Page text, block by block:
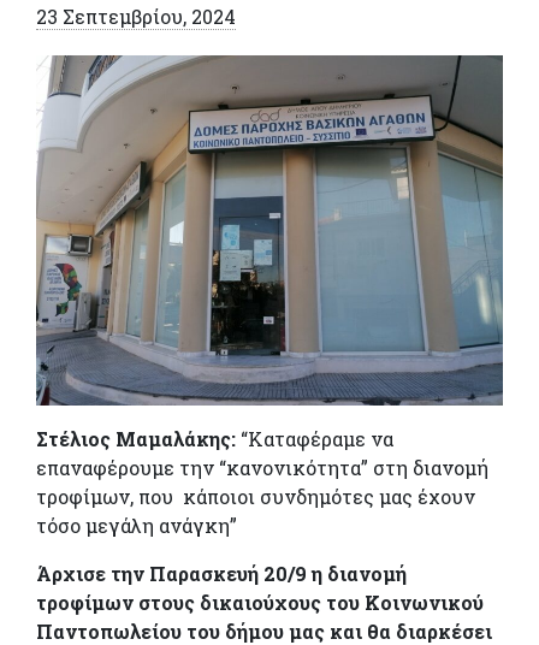
23 Σεπτεμβρίου, 2024
Στέλιος Μαμαλάκης: “Καταφέραμε να
επαναφέρουμε την “κανονικότητα” στη διανομή
τροφίμων, που κάποιοι συνδημότες μας έχουν
τόσο μεγάλη ανάγκη”
Άρχισε την Παρασκευή 20/9 η διανομή
τροφίμων στους δικαιούχους του Κοινωνικού
Παντοπωλείου του δήμου μας και θα διαρκέσει